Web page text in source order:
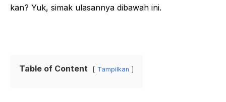
kan? Yuk, simak ulasannya dibawah ini.
Table of Content Tampilkan